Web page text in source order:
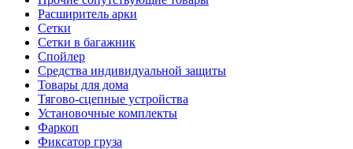
Расширитель арки
Сетки
Сетки в багажник
Спойлер
Средства индивидуальной защиты
Товары для дома
Тягово-сцепные устройства
Установочные комплекты
Фаркоп
Фиксатор груза